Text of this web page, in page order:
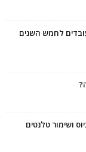
לחמש השנים